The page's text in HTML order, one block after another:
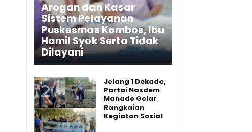
Arogan dan Kasar
Sistem Pelayanan
Puskesmas Kombos, Ibu
Hamil Syok Serta Tidak
Dilayani
Jelang 1 Dekade,
Partai Nasdem
Manado Gelar
Rangkaian
Kegiatan Sosial